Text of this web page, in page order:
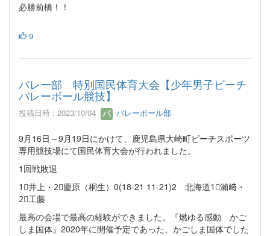
必勝前橋！！
9
バレー部 特別国民体育大会【少年男子ビーチ
バレーボール競技】
投稿日時 : 2023/10/04 バレーボール部
9月16日～9月19日にかけて、鹿児島県大崎町ビーチスポーツ
専用競技場にて国民体育大会が行われました。
1回戦敗退
1⃣井上・2⃣慶原（桐生）0(18-21 11-21)2 北海道1⃣瀨﨑・
2⃣工藤
最高の会場で最高の経験ができました。『燃ゆる感動 かご
しま国体』2020年に開催予定であった、かごしま国体でした